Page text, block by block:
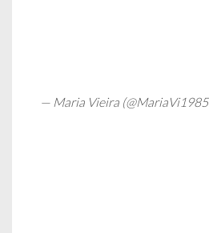
— Maria Vieira